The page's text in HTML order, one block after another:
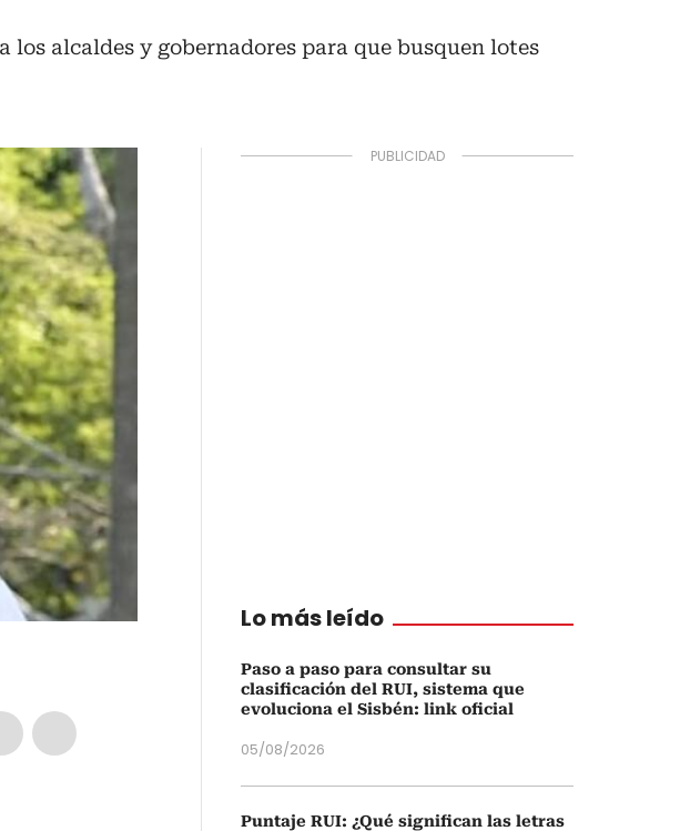
alcaldes y gobernadores para que busquen lotes
Lo más leído
Paso a paso para consultar su
clasificación del RUI, sistema que
evoluciona el Sisbén: link oficial
05/08/2026
Puntaje RUI: ¿Qué significan las letras